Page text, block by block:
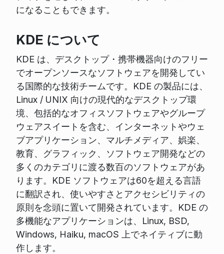
になることもできます。
KDE について
KDE は、デスクトップ・携帯機器向けのフリー
でオープンソースなソフトウェアを開発してい
る国際的な技術チームです。KDE の製品には、
Linux / UNIX 向けの現代的なデスクトップ環
境、包括的なオフィスソフトウェアやグループ
ウェアスイートを含む、インターネットやウェ
ブアプリケーション、マルチメディア、娯楽、
教育、グラフィック、ソフトウェア開発などの
多くのカテゴリに渡る数百のソフトウェアがあ
ります。KDE ソフトウェアは60を超える言語
に翻訳され、使いやすさとアクセシビリティの
原則を念頭に置いて開発されています。KDE の
多機能なアプリケーションは、Linux, BSD,
Windows, Haiku, macOS 上でネイティブに動
作します。